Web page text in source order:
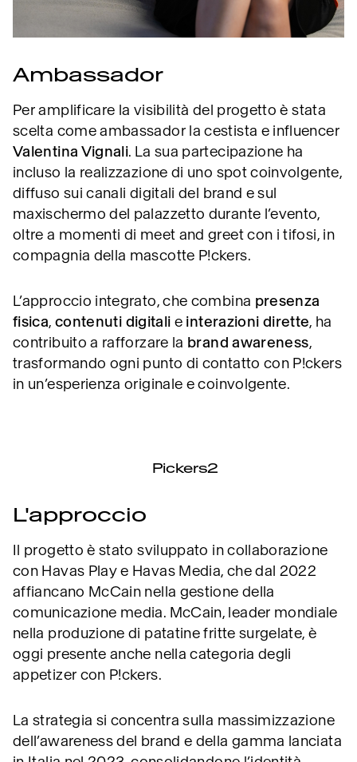
Ambassador
Per amplificare la visibilità del progetto è stata
scelta come ambassador la cestista e influencer
Valentina Vignali. La sua partecipazione ha
incluso la realizzazione di uno spot coinvolgente,
diffuso sui canali digitali del brand e sul
maxischermo del palazzetto durante l’evento,
oltre a momenti di meet and greet con i tifosi, in
compagnia della mascotte P!ckers.
L’approccio integrato, che combina presenza
fisica, contenuti digitali e interazioni dirette, ha
contribuito a rafforzare la brand awareness,
trasformando ogni punto di contatto con P!ckers
in un’esperienza originale e coinvolgente.
L'approccio
Il progetto è stato sviluppato in collaborazione
con Havas Play e Havas Media, che dal 2022
affiancano McCain nella gestione della
comunicazione media. McCain, leader mondiale
nella produzione di patatine fritte surgelate, è
oggi presente anche nella categoria degli
appetizer con P!ckers.
La strategia si concentra sulla massimizzazione
dell’awareness del brand e della gamma lanciata